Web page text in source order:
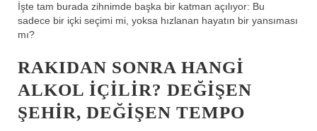
İşte tam burada zihnimde başka bir katman açılıyor: Bu
sadece bir içki seçimi mi, yoksa hızlanan hayatın bir yansıması
mı?
RAKIDAN SONRA HANGI
ALKOL IÇILIR? DEĞIŞEN
ŞEHIR, DEĞIŞEN TEMPO